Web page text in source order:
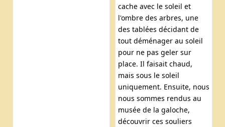
cache avec le soleil et
l'ombre des arbres, une
des tablées décidant de
tout déménager au soleil
pour ne pas geler sur
place. Il faisait chaud,
mais sous le soleil
uniquement. Ensuite, nous
nous sommes rendus au
musée de la galoche,
découvrir ces souliers